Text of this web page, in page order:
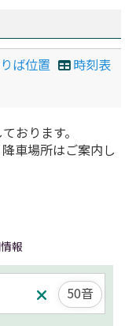
ば位置 時刻表
おります。
車場所はご案内し
報
50音